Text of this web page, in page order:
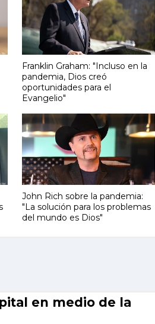
Franklin Graham: "Incluso en la
pandemia, Dios creó
oportunidades para el
Evangelio"
John Rich sobre la pandemia:
"La solución para los problemas
del mundo es Dios"
en medio de la